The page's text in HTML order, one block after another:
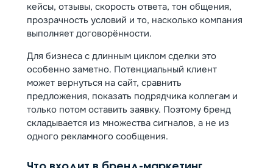
кейсы, отзывы, скорость ответа, тон общения,
прозрачность условий и то, насколько компания
выполняет договорённости.
Для бизнеса с длинным циклом сделки это
особенно заметно. Потенциальный клиент
может вернуться на сайт, сравнить
предложения, показать подрядчика коллегам и
только потом оставить заявку. Поэтому бренд
складывается из множества сигналов, а не из
одного рекламного сообщения.